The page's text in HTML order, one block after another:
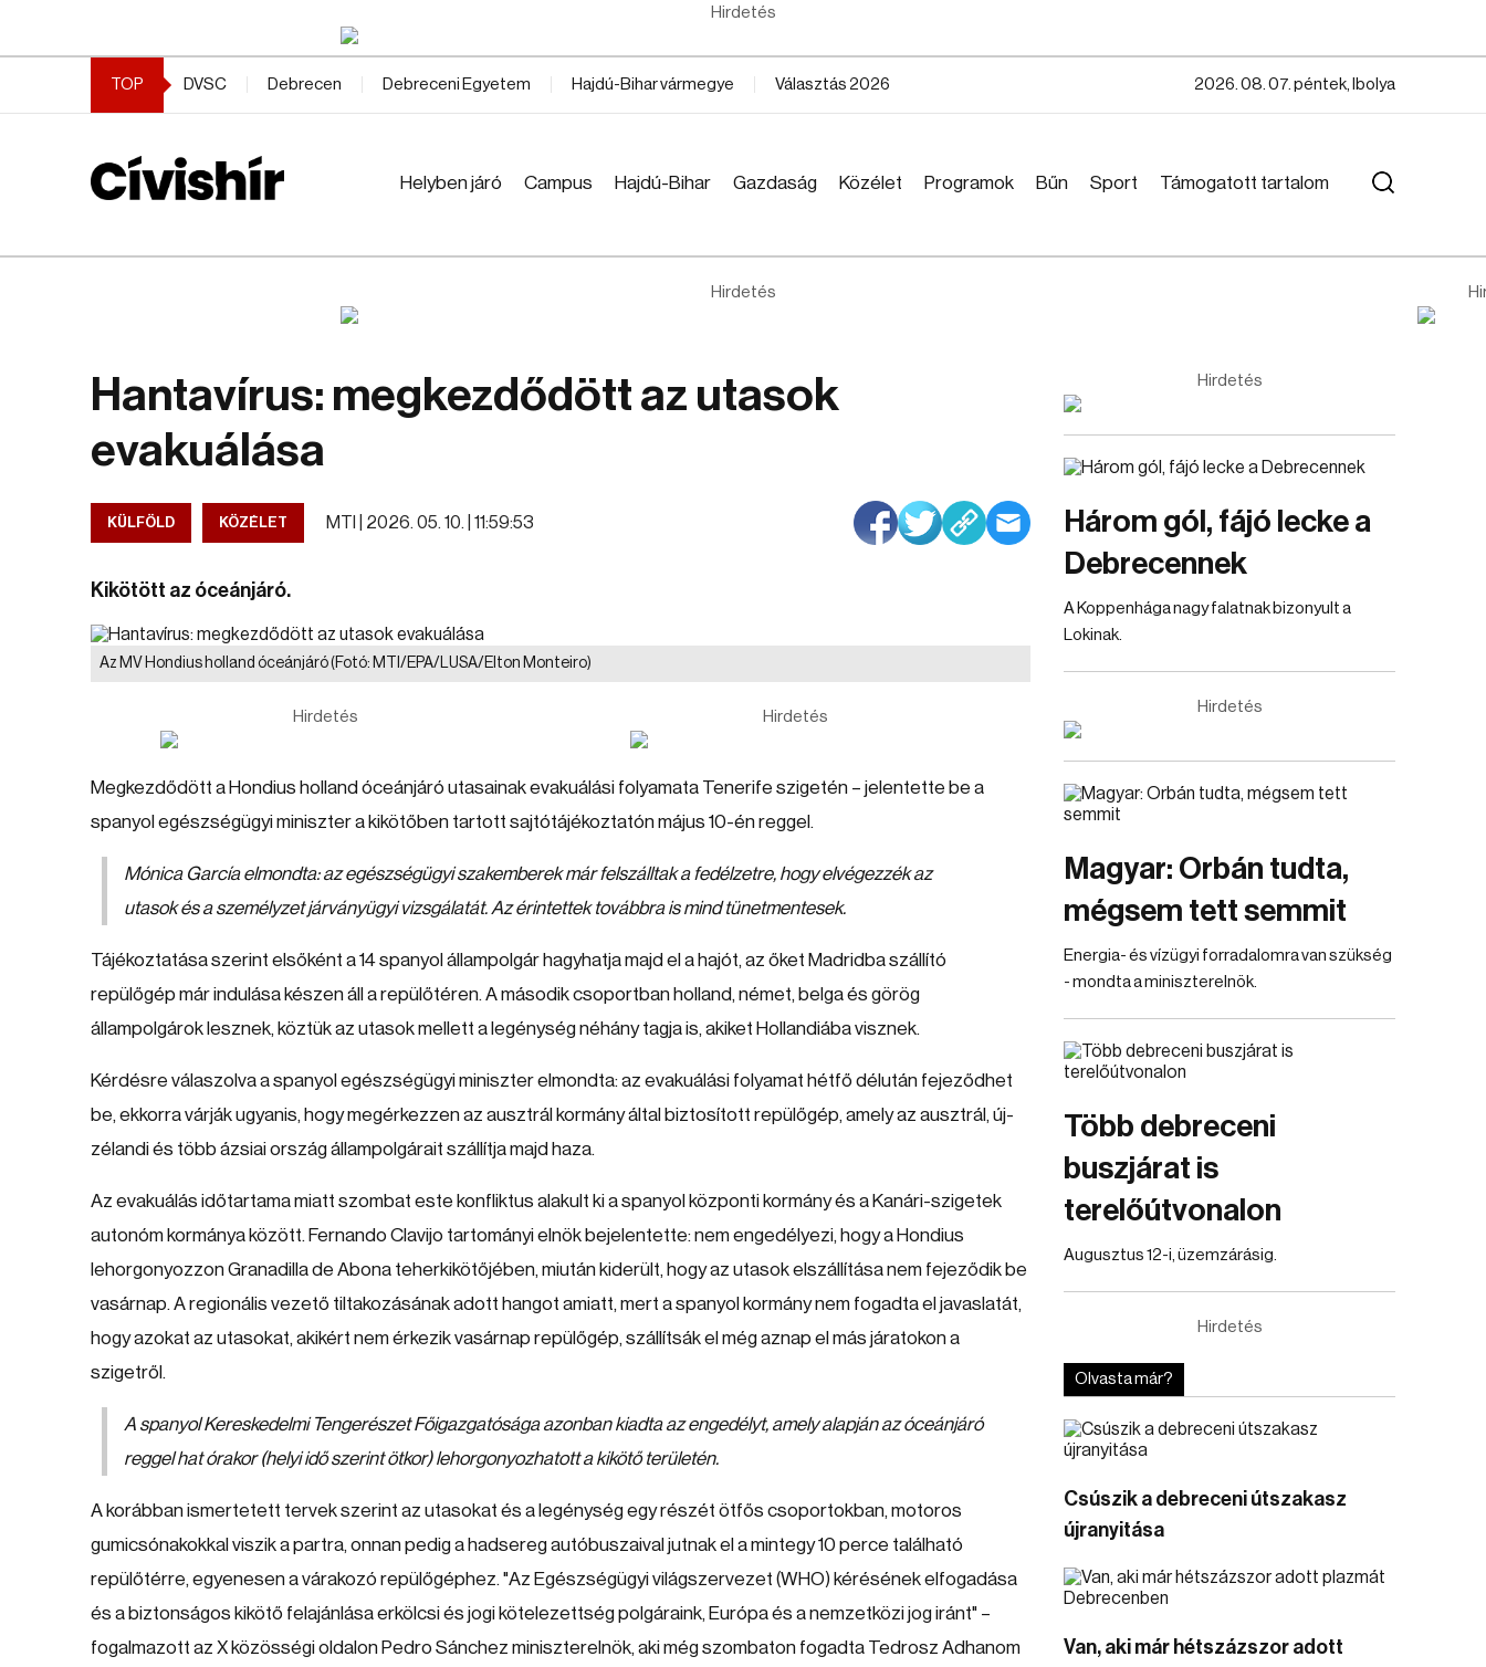
Hirdetés
TOP DVSC Debrecen Debreceni Egyetem Hajdú-Bihar vármegye Választás 2026 2026. 08. 07. péntek, Ibolya
Helyben járó Campus Hajdú-Bihar Gazdaság Közélet Programok Bűn Sport Támogatott tartalom
Hirdetés
Hantavírus: megkezdődött az utasok
evakuálása
KÜLFÖLD KÖZÉLET MTI | 2026. 05. 10. | 11:59:53
Kikötött az óceánjáró.
Az MV Hondius holland óceánjáró(Fotó: MTI/EPA/LUSA/Elton Monteiro)
Hirdetés Hirdetés
Megkezdődött a Hondius holland óceánjáró utasainak evakuálási folyamata Tenerife szigetén – jelentette be a
spanyol egészségügyi miniszter a kikötőben tartott sajtótájékoztatón május 10-én reggel.
Mónica García elmondta: az egészségügyi szakemberek már felszálltak a fedélzetre, hogy elvégezzék az
utasok és a személyzet járványügyi vizsgálatát. Az érintettek továbbra is mind tünetmentesek.
Tájékoztatása szerint elsőként a 14 spanyol állampolgár hagyhatja majd el a hajót, az őket Madridba szállító
repülőgép már indulása készen áll a repülőtéren. A második csoportban holland, német, belga és görög
állampolgárok lesznek, köztük az utasok mellett a legénység néhány tagja is, akiket Hollandiába visznek.
Kérdésre válaszolva a spanyol egészségügyi miniszter elmondta: az evakuálási folyamat hétfő délután fejeződhet
be, ekkorra várják ugyanis, hogy megérkezzen az ausztrál kormány által biztosított repülőgép, amely az ausztrál, új-
zélandi és több ázsiai ország állampolgárait szállítja majd haza.
Az evakuálás időtartama miatt szombat este konfliktus alakult ki a spanyol központi kormány és a Kanári-szigetek
autonóm kormánya között. Fernando Clavijo tartományi elnök bejelentette: nem engedélyezi, hogy a Hondius
lehorgonyozzon Granadilla de Abona teherkikötőjében, miután kiderült, hogy az utasok elszállítása nem fejeződik be
vasárnap. A regionális vezető tiltakozásának adott hangot amiatt, mert a spanyol kormány nem fogadta el javaslatát,
hogy azokat az utasokat, akikért nem érkezik vasárnap repülőgép, szállítsák el még aznap el más járatokon a
szigetről.
A spanyol Kereskedelmi Tengerészet Főigazgatósága azonban kiadta az engedélyt, amely alapján az óceánjáró
reggel hat órakor (helyi idő szerint ötkor) lehorgonyozhatott a kikötő területén.
A korábban ismertetett tervek szerint az utasokat és a legénység egy részét ötfős csoportokban, motoros
gumicsónakokkal viszik a partra, onnan pedig a hadsereg autóbuszaival jutnak el a mintegy 10 perce található
repülőtérre, egyenesen a várakozó repülőgéphez. "Az Egészségügyi világszervezet (WHO) kérésének elfogadása
és a biztonságos kikötő felajánlása erkölcsi és jogi kötelezettség polgáraink, Európa és a nemzetközi jog iránt" –
fogalmazott az X közösségi oldalon Pedro Sánchez miniszterelnök, aki még szombaton fogadta Tedrosz Adhanom
Hirdetés
Három gól, fájó lecke a
Debrecennek
A Koppenhága nagy falatnak bizonyult a
Lokinak.
Hirdetés
Magyar: Orbán tudta,
mégsem tett semmit
Energia- és vízügyi forradalomra van szükség
- mondta a miniszterelnök.
Több debreceni
buszjárat is
terelőútvonalon
Augusztus 12-i, üzemzárásig.
Hirdetés
Olvasta már?
Csúszik a debreceni útszakasz
újranyitása
Van, aki már hétszázszor adott